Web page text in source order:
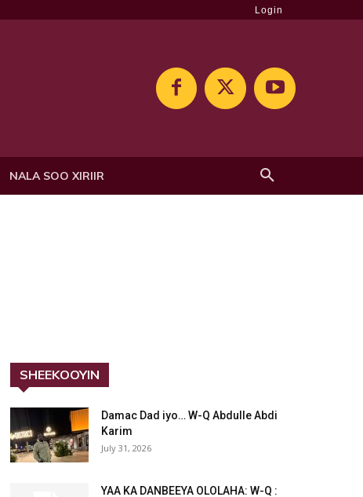
Login
NALA SOO XIRIIR
SHEEKOOYIN
Damac Dad iyo… W-Q Abdulle Abdi
Karim
July 31, 2026
YAA KA DANBEEYA OLOLAHA: W-Q :